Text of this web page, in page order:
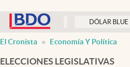
Otras secciones
0.33% DÓLAR BLUE $ 1540
El Cronista Economía Y Política
ELECCIONES LEGISLATIVAS